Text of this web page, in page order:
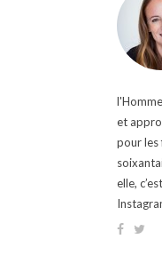
et
pour les
elle,